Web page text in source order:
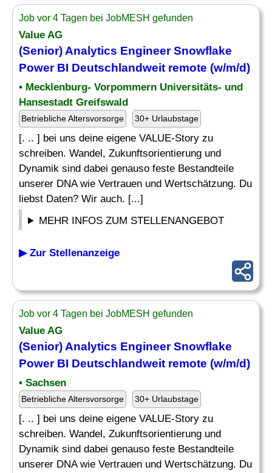
Job vor 4 Tagen bei JobMESH gefunden
Value AG
(Senior) Analytics EngineerSnowflake
Power BI Deutschlandweit remote (w/m/d)
• Mecklenburg- Vorpommern Universitäts- und
Hansestadt Greifswald
Betriebliche Altersvorsorge 30+ Urlaubstage
[. .. ] bei uns deine eigene VALUE-Story zu
schreiben. Wandel, Zukunftsorientierung und
Dynamik sind dabei genauso feste Bestandteile
unserer DNA wie Vertrauen und Wertschätzung. Du
liebst Daten? Wir auch. [...]
MEHR INFOS ZUM STELLENANGEBOT
▶ Zur Stellenanzeige
Job vor 4 Tagen bei JobMESH gefunden
Value AG
(Senior) Analytics EngineerSnowflake
Power BI Deutschlandweit remote (w/m/d)
• Sachsen
Betriebliche Altersvorsorge 30+ Urlaubstage
[. .. ] bei uns deine eigene VALUE-Story zu
schreiben. Wandel, Zukunftsorientierung und
Dynamik sind dabei genauso feste Bestandteile
unserer DNA wie Vertrauen und Wertschätzung. Du